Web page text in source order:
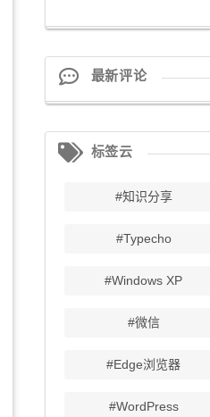
最新评论
标签云
#知识分享
#Typecho
#Windows XP
#微信
#Edge浏览器
#WordPress